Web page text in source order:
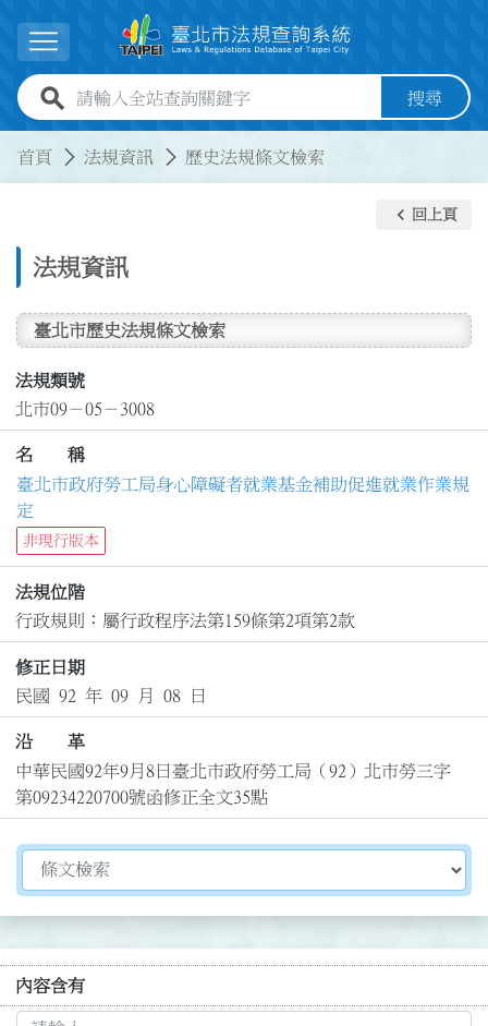
展開選單
全站查詢關鍵字欄位 搜尋
首頁 法規資訊 歷史法規條文檢索
法規資訊
keyboard_arrow_left 回上頁
臺北市歷史法規條文檢索
法規類號
北市09－05－3008
名 稱
臺北市政府勞工局身心障礙者就業基金補助促進就業作業規
定
非現行版本
法規位階
行政規則：屬行政程序法第159條第2項第2款
修正日期
民國 92 年 09 月 08 日
沿 革
中華民國92年9月8日臺北市政府勞工局（92）北市勞三字
第09234220700號函修正全文35點
切換選擇法規資訊內容
內容含有